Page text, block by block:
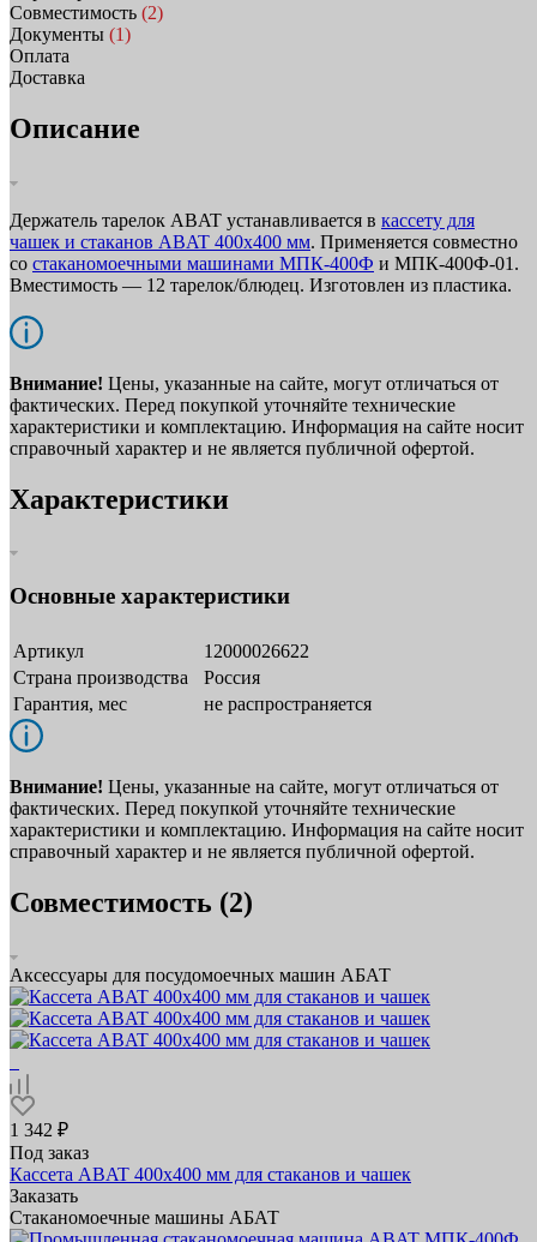
Совместимость (2)
Документы (1)
Оплата
Доставка
Описание
Держатель тарелок ABAT устанавливается в кассету для
чашек и стаканов ABAT 400х400 мм. Применяется совместно
со стаканомоечными машинами МПК-400Ф и МПК-400Ф-01.
Вместимость — 12 тарелок/блюдец. Изготовлен из пластика.
Внимание! Цены, указанные на сайте, могут отличаться от
фактических. Перед покупкой уточняйте технические
характеристики и комплектацию. Информация на сайте носит
справочный характер и не является публичной офертой.
Характеристики
Основные характеристики
Артикул
12000026622
Страна производства
Россия
Гарантия, мес
не распространяется
Внимание! Цены, указанные на сайте, могут отличаться от
фактических. Перед покупкой уточняйте технические
характеристики и комплектацию. Информация на сайте носит
справочный характер и не является публичной офертой.
Совместимость (2)
Аксессуары для посудомоечных машин АБАТ
1 342 ₽
Под заказ
Кассета ABAT 400х400 мм для стаканов и чашек
Заказать
Стаканомоечные машины АБАТ